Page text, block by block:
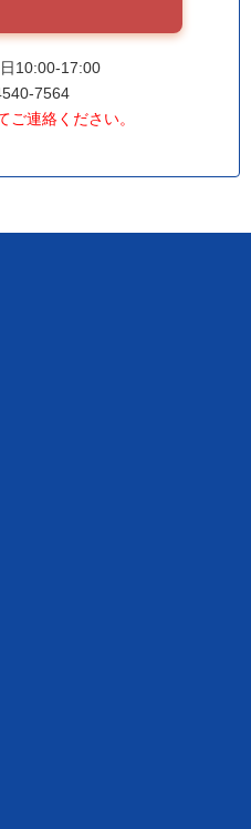
10:00-17:00
7564
連絡ください。